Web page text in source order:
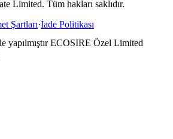
Limited. Tüm hakları saklıdır.
Şartları·İade Politikası
yapılmıştır ECOSIRE Özel Limited